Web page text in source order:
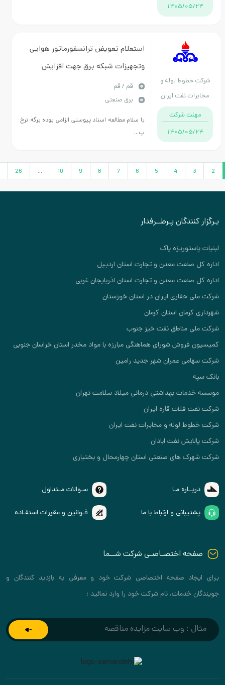
1405/
لوله و
نفت ایران
شرکت
1405/
استعلام تعویض ترانسفورماتور هوایی
وتجهیزات شبکه برق جهت افزایش
دیماند برق تاسیسات وفشارشکن قم
قم / قم
برق صنعتی
با سلام مطالعه اسناد پیوستی الزامی بوده برگه نرخ
پ...
پـرطــرفدار
پاک
معدن و تجارت استان اردبیل
معدن و تجارت استان اذربایجان غربی
ایران در استان خوزستان
استان کرمان
مناطق نفت خیز جنوب
شورای هماهنگی مبارزه با مواد مخدر استان خراسان جنوبی
عمران شهر جدید رامین
بهداشتی درمانی میلاد سلامت تهران
قاره ایران
لوله و مخابرات نفت ایران
نفت ابادان
های صنعتی استان چهارمحال و بختیاری
مـا سـوالات مـتداول
و ارتباط با ما قـوانین و مقررات استفـاده
اختصـاصـی شرکت شــما
صفحه اختصاصی شرکت خود و معرفی به بازدید کنندگان و
نام شرکت خود را وارد نمائید :